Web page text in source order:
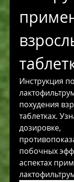
Инструкция
похудения
таблетках.
дозировке,
побочных
аспектах